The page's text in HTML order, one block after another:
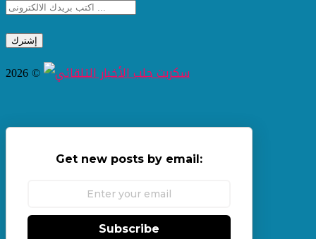
2026 ©
Get new posts by email:
Subscribe